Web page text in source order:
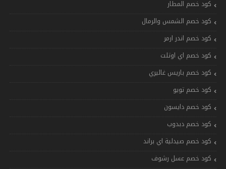
كود خصم المطار
كود خصم الشمس والرمال
كود خصم اندر ارمر
كود خصم اي اوتلت
كود خصم باريس غاليري
كود خصم تويو
كود خصم دايسون
كود خصم دبدوب
كود خصم صيدلية اي براند
كود خصم عسل رشوف